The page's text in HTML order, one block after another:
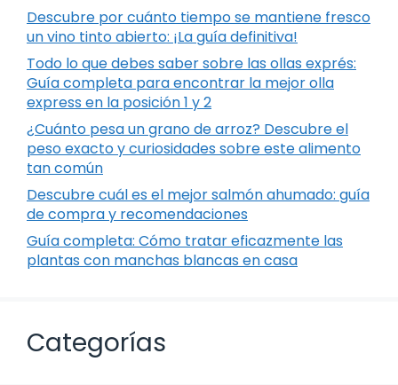
Descubre por cuánto tiempo se mantiene fresco
un vino tinto abierto: ¡La guía definitiva!
Todo lo que debes saber sobre las ollas exprés:
Guía completa para encontrar la mejor olla
express en la posición 1 y 2
¿Cuánto pesa un grano de arroz? Descubre el
peso exacto y curiosidades sobre este alimento
tan común
Descubre cuál es el mejor salmón ahumado: guía
de compra y recomendaciones
Guía completa: Cómo tratar eficazmente las
plantas con manchas blancas en casa
Categorías